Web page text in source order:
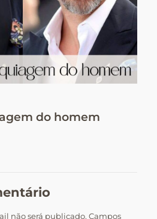
do homem
não será publicado. Campos